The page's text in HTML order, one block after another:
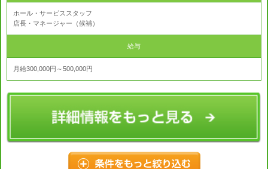
ホール・サービススタッフ
店長・マネージャー（候補）
給与
月給300,000円～500,000円